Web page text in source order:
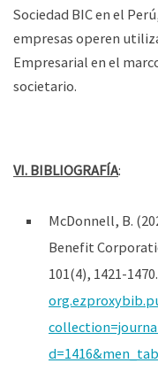
Sociedad BIC en el
empresas operen
Empresarial en el
societario.
VI. BIBLIOGRAFÍA:
McDonnell, B.
Benefit
101(4), 1421-1470.